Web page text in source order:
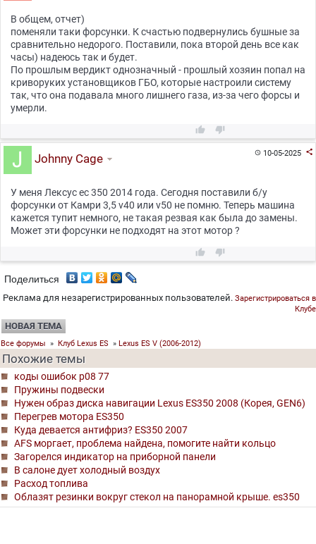
В общем, отчет)
поменяли таки форсунки. К счастью подвернулись бушные за
сравнительно недорого. Поставили, пока второй день все как
часы) надеюсь так и будет.
По прошлым вердикт однозначный - прошлый хозяин попал на
криворуких установщиков ГБО, которые настроили систему
так, что она подавала много лишнего газа, из-за чего форсы и
умерли.
 
10-05-2025 
Johnny Cage
У меня Лексус ес 350 2014 года. Сегодня поставили б/у
форсунки от Камри 3,5 v40 или v50 не помню. Теперь машина
кажется тупит немного, не такая резвая как была до замены.
Может эти форсунки не подходят на этот мотор ?
 
Поделиться
Реклама для незарегистрированных пользователей. Зарегистрироваться в
Клубе
НОВАЯ ТЕМА
Все форумы » Клуб Lexus ES » Lexus ES V (2006-2012)
Похожие темы
коды ошибок p08 77
Пружины подвески
Нужен образ диска навигации Lexus ES350 2008 (Корея, GEN6)
Перегрев мотора ES350
Куда девается антифриз? ES350 2007
AFS моргает, проблема найдена, помогите найти кольцо
Загорелся индикатор на приборной панели
В салоне дует холодный воздух
Расход топлива
Облазят резинки вокруг стекол на панорамной крыше. es350